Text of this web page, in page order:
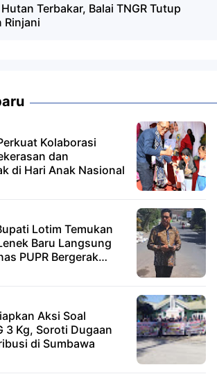
Terbakar, Balai TNGR Tutup
Rinjani
Kolaborasi
di Hari Anak Nasional
Lotim Temukan
Baru Langsung
PUPR Bergerak
Aksi Soal
3 Kg, Soroti Dugaan
di Sumbawa